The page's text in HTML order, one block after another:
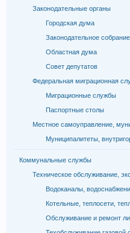
Законодательные органы
Городская дума
Законодательное собрание
Областная дума
Совет депутатов
Федеральная миграционная
Миграционные службы
Паспортные столы
Местное самоуправление,
Муниципалитеты,
Коммунальные службы
Техническое обслуживание,
Водоканалы,
Котельные, теплосети,
Обслуживание и ремонт